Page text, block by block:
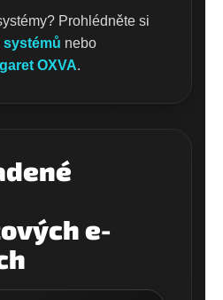
Prohlédněte si
systémů nebo
OXVA.
e-